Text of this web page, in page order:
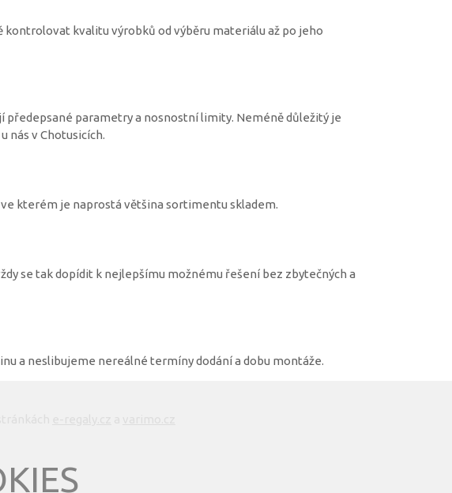
kvalitu výrobků od výběru materiálu až po jeho
parametry a nosnostní limity. Neméně důležitý je
nás v Chotusicích.
kterém je naprostá většina sortimentu skladem.
se tak dopídit k nejlepšímu možnému řešení bez zbytečných a
a neslibujeme nereálné termíny dodání a dobu montáže.